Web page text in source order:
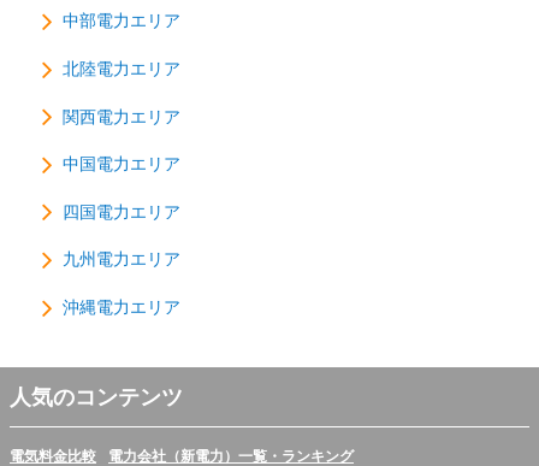
中部電力エリア
北陸電力エリア
関西電力エリア
中国電力エリア
四国電力エリア
九州電力エリア
沖縄電力エリア
人気のコンテンツ
電気料金比較
電力会社（新電力）一覧・ランキング